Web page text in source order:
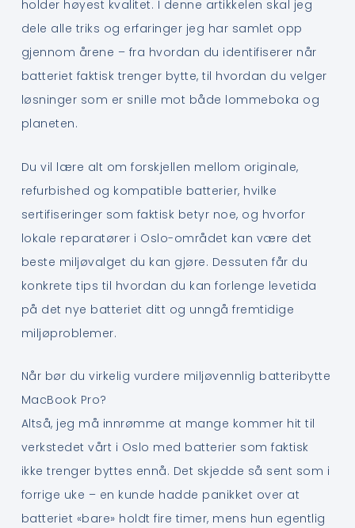
holder høyest kvalitet. I denne artikkelen skal jeg
dele alle triks og erfaringer jeg har samlet opp
gjennom årene – fra hvordan du identifiserer når
batteriet faktisk trenger bytte, til hvordan du velger
løsninger som er snille mot både lommeboka og
planeten.
Du vil lære alt om forskjellen mellom originale,
refurbished og kompatible batterier, hvilke
sertifiseringer som faktisk betyr noe, og hvorfor
lokale reparatører i Oslo-området kan være det
beste miljøvalget du kan gjøre. Dessuten får du
konkrete tips til hvordan du kan forlenge levetida
på det nye batteriet ditt og unngå fremtidige
miljøproblemer.
Når bør du virkelig vurdere miljøvennlig batteribytte
MacBook Pro?
Altså, jeg må innrømme at mange kommer hit til
verkstedet vårt i Oslo med batterier som faktisk
ikke trenger byttes ennå. Det skjedde så sent som i
forrige uke – en kunde hadde panikket over at
batteriet «bare» holdt fire timer, mens hun egentlig